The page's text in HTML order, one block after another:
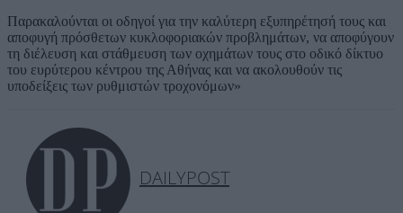
Παρακαλούνται οι οδηγοί για την καλύτερη εξυπηρέτησή τους και
αποφυγή πρόσθετων κυκλοφοριακών προβλημάτων, να αποφύγουν
τη διέλευση και στάθμευση των οχημάτων τους στο οδικό δίκτυο
του ευρύτερου κέντρου της Αθήνας και να ακολουθούν τις
υποδείξεις των ρυθμιστών τροχονόμων»
DAILYPOST